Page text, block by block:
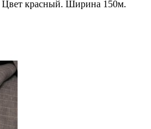
Цвет красный. Ширина 150м.